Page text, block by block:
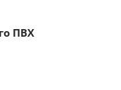
ПВХ